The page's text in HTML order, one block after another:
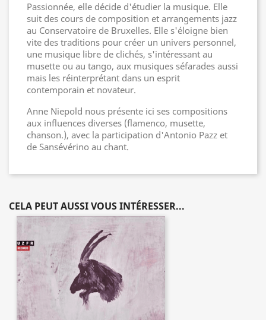
Passionnée, elle décide d'étudier la musique. Elle
suit des cours de composition et arrangements jazz
au Conservatoire de Bruxelles. Elle s'éloigne bien
vite des traditions pour créer un univers personnel,
une musique libre de clichés, s'intéressant au
musette ou au tango, aux musiques séfarades aussi
mais les réinterprétant dans un esprit
contemporain et novateur.
Anne Niepold nous présente ici ses compositions
aux influences diverses (flamenco, musette,
chanson.), avec la participation d'Antonio Pazz et
de Sansévérino au chant.
CELA PEUT AUSSI VOUS INTÉRESSER...